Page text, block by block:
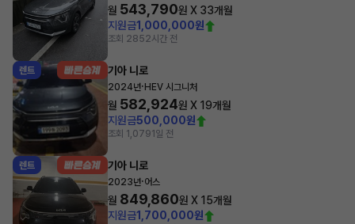
월 543,790원 X 33개월
지원금1,000,000원
조회 2852시간 전
렌트 기아 니로
2024년· HEV 시그니처
월 582,924원 X 19개월
지원금500,000원
조회 1,0791일 전
렌트 기아 니로
2023년·어스
월 849,860원 X 15개월
지원금1,700,000원